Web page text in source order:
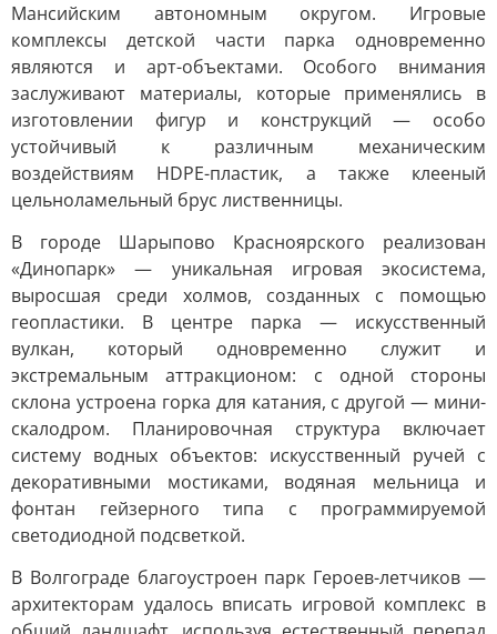
Мансийским автономным округом. Игровые
комплексы детской части парка одновременно
являются и арт-объектами. Особого внимания
заслуживают материалы, которые применялись в
изготовлении фигур и конструкций — особо
устойчивый к различным механическим
воздействиям HDPE-пластик, а также клееный
цельноламельный брус лиственницы.
В городе Шарыпово Красноярского реализован
«Динопарк» — уникальная игровая экосистема,
выросшая среди холмов, созданных с помощью
геопластики. В центре парка — искусственный
вулкан, который одновременно служит и
экстремальным аттракционом: с одной стороны
склона устроена горка для катания, с другой — мини-
скалодром. Планировочная структура включает
систему водных объектов: искусственный ручей с
декоративными мостиками, водяная мельница и
фонтан гейзерного типа с программируемой
светодиодной подсветкой.
В Волгограде благоустроен парк Героев-летчиков —
архитекторам удалось вписать игровой комплекс в